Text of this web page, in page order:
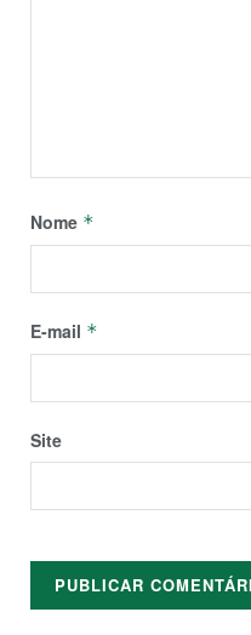
Nome *
E-mail *
Site